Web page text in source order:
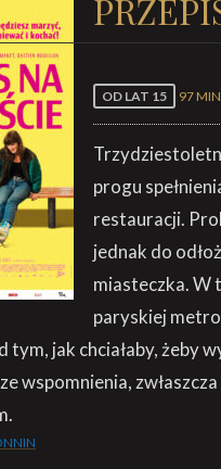
OD LAT 15 97 MIN
progu
restauracji.
jednak do
miasteczka. W
paryskiej
tym, jak chciałaby, żeby
wspomnienia,